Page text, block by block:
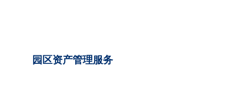
园区资产管理服务